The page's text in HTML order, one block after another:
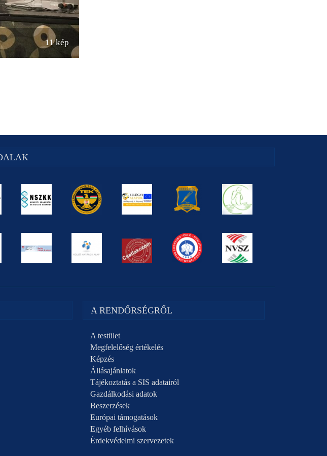
11 kép
A RENDŐRSÉGRŐL
A testület
Megfelelőség értékelés
Képzés
Állásajánlatok
Tájékoztatás a SIS adatairól
Gazdálkodási adatok
Beszerzések
Európai támogatások
Egyéb felhívások
Érdekvédelmi szervezetek